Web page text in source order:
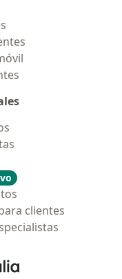
clientes
- Página de inicio